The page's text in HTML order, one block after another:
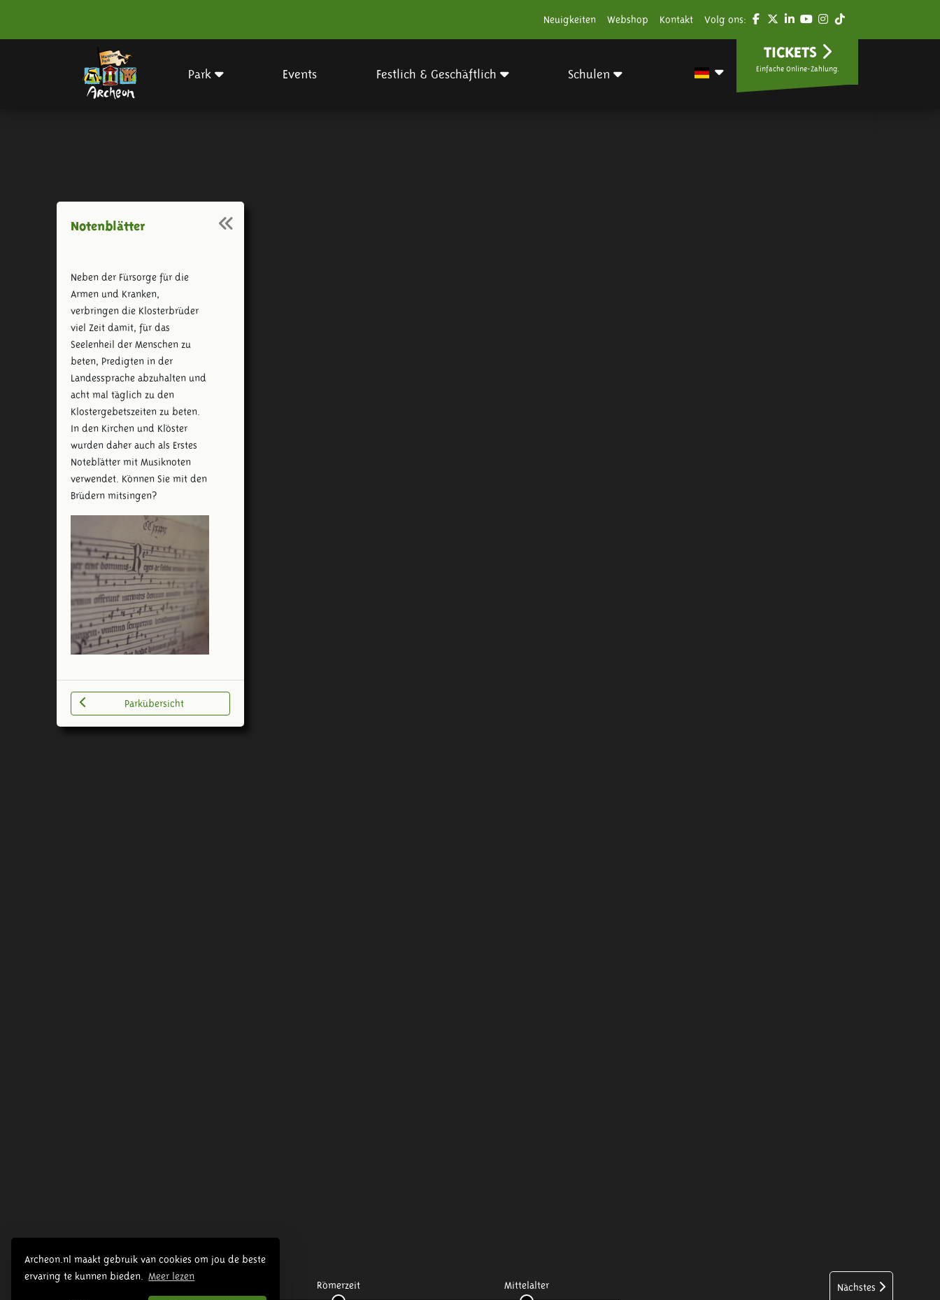
Archeon.nl maakt gebruik van cookies om jou de beste
ervaring te kunnen bieden.
Meer lezen
Neuigkeiten Webshop Kontakt Volg ons:
Park Events Festlich & Geschäftlich Schulen
TICKETS
Einfache Online-Zahlung.
Notenblätter
Neben der Fürsorge für die
Armen und Kranken,
verbringen die Klosterbrüder
viel Zeit damit, für das
Seelenheil der Menschen zu
beten, Predigten in der
Landessprache abzuhalten und
acht mal täglich zu den
Klostergebetszeiten zu beten.
In den Kirchen und Klöster
wurden daher auch als Erstes
Noteblätter mit Musiknoten
verwendet. Können Sie mit den
Brüdern mitsingen?
Parkübersicht
Römerzeit Mittelalter Nächstes